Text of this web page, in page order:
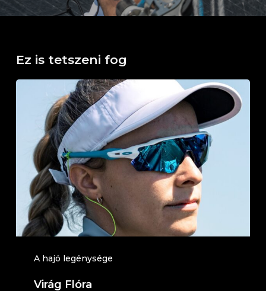
Ez is tetszeni fog
A hajó legénysége
Virág Flóra